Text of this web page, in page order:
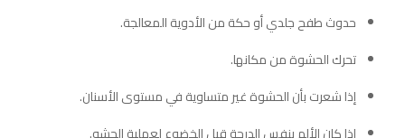
حدوث طفح جلدي أو حكة من الأدوية المعالجة.
تحرك الحشوة من مكانها.
إذا شعرت بأن الحشوة غير متساوية في مستوى الأسنان.
إذا كان الألم بنفس الدرجة قبل الخضوع لعملية الحشو.